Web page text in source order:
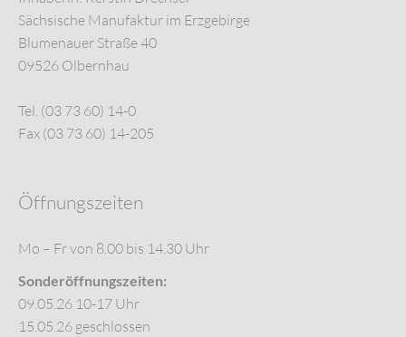
Sächsische Manufaktur im Erzgebirge
Blumenauer Straße 40
09526 Olbernhau
Tel. (03 73 60) 14-0
Fax (03 73 60) 14-205
Öffnungszeiten
Mo – Fr von 8.00 bis 14.30 Uhr
Sonderöffnungszeiten:
09.05.26 10-17 Uhr
15.05.26 geschlossen